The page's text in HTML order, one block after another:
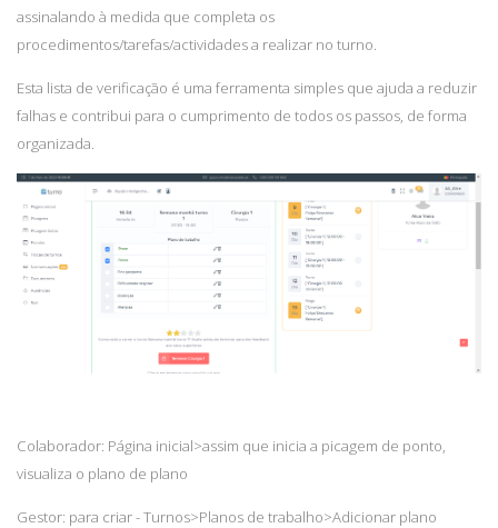
assinalando à medida que completa os
procedimentos/tarefas/actividades a realizar no turno.
Esta lista de verificação é uma ferramenta simples que ajuda a reduzir
falhas e contribui para o cumprimento de todos os passos, de forma
organizada.
Colaborador: Página inicial>assim que inicia a picagem de ponto,
visualiza o plano de plano
Gestor: para criar -Turnos>Planos de trabalho>Adicionar plano